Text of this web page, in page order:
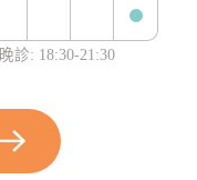
晚診: 18:30-21:30